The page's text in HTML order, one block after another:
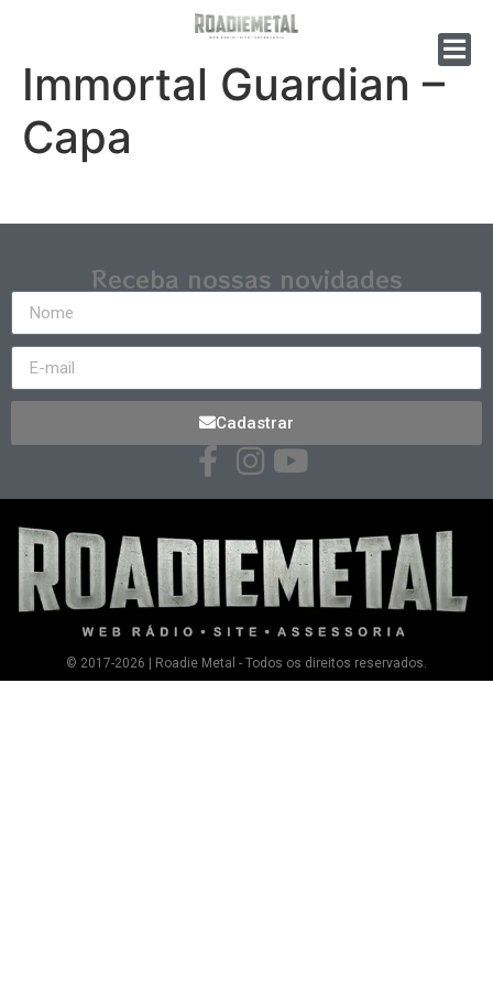
Immortal Guardian –
Capa
Receba nossas novidades
Cadastrar
© 2017-2026 | Roadie Metal - Todos os direitos reservados.